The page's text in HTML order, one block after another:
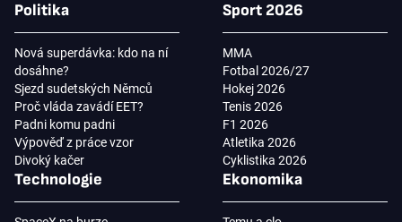
Politika
Nová superdávka: kdo na ní
dosáhne?
Sjezd sudetských Němců
Proč vláda zavádí EET?
Padni komu padni
Výpověď z práce vzor
Divoký kačer
Sport 2026
MMA
Fotbal 2026/27
Hokej 2026
Tenis 2026
F1 2026
Atletika 2026
Cyklistika 2026
Technologie Ekonomika